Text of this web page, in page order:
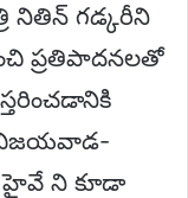
నితిన్‌ గడ్కరీని
ప్రతిపాదనలతో
విజయవాడ-
హైవే ని కూడా